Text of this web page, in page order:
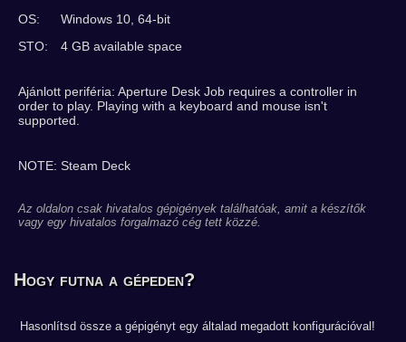
OS:
Windows 10, 64-bit
STO:
4 GB available space
Ajánlott periféria: Aperture Desk Job requires a controller in
order to play. Playing with a keyboard and mouse isn't
supported.
NOTE: Steam Deck
Az oldalon csak hivatalos gépigények találhatóak, amit a készítők
vagy egy hivatalos forgalmazó cég tett közzé.
Hogy futna a gépeden?
Hasonlítsd össze a gépigényt egy általad megadott konfigurációval!